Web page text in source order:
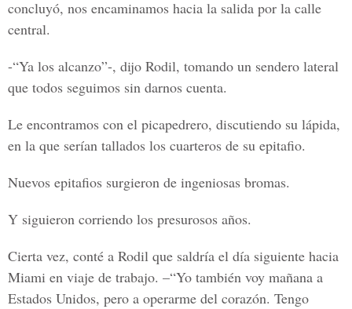
concluyó, nos encaminamos hacia la salida por la calle
central.
-“Ya los alcanzo”-, dijo Rodil, tomando un sendero lateral
que todos seguimos sin darnos cuenta.
Le encontramos con el picapedrero, discutiendo su lápida,
en la que serían tallados los cuarteros de su epitafio.
Nuevos epitafios surgieron de ingeniosas bromas.
Y siguieron corriendo los presurosos años.
Cierta vez, conté a Rodil que saldría el día siguiente hacia
Miami en viaje de trabajo. –“Yo también voy mañana a
Estados Unidos, pero a operarme del corazón. Tengo